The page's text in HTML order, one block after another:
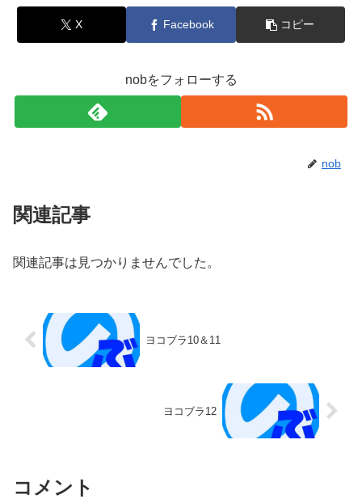
X Facebook コピー
nobをフォローする
nob
関連記事
関連記事は見つかりませんでした。
ヨコブラ10＆11
ヨコブラ12
コメント